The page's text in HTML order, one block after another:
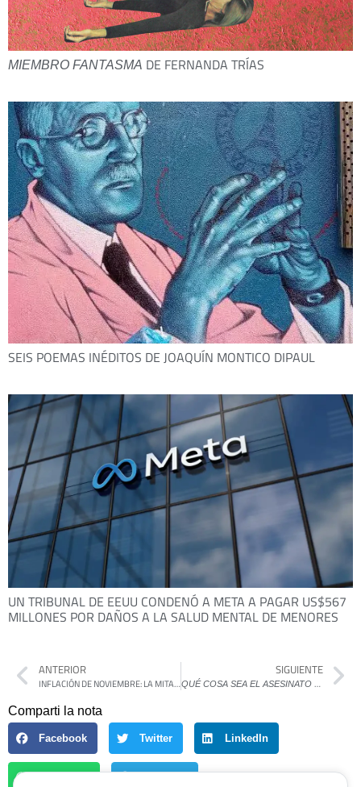
MIEMBRO FANTASMA DE FERNANDA TRÍAS
SEIS POEMAS INÉDITOS DE JOAQUÍN MONTICO DIPAUL
UN TRIBUNAL DE EEUU CONDENÓ A META A PAGAR US$567
MILLONES POR DAÑOS A LA SALUD MENTAL DE MENORES
ANTERIOR
INFLACIÓN DE NOVIEMBRE: LA MITAD DE LOS ALIMENTOS DE LA CANASTA BÁSICA AUMENTARON MÁS DE UN 40%
SIGUIENTE
Q
UÉ COSA SEA EL ASESINATO DEL DOCTOR… NOVELA QUE RESPONDE A COSAS DEL DÍA
Comparti la nota
Facebook Twitter LinkedIn